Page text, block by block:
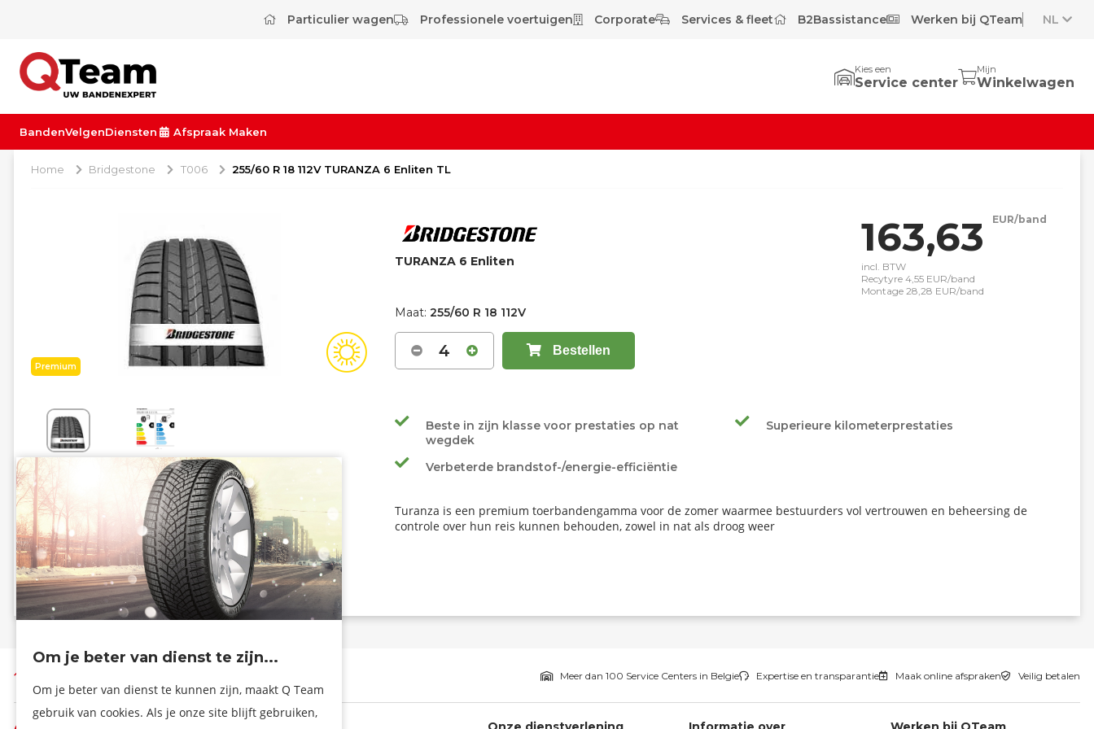
Om je beter van dienst te zijn...
Om je beter van dienst te kunnen zijn, maakt Q Team
gebruik van cookies. Als je onze site blijft gebruiken,
Particulier wagen Professionele voertuigen Corporate Services & fleet B2Bassistance Werken bij QTeam NL
Kies een
Service center
Mijn
Winkelwagen
BandenVelgenDiensten Afspraak Maken
Home Bridgestone T006 255/60 R 18 112V TURANZA 6 Enliten TL
Premium
A Energiezuinig A
B - 71 dB
Info eprel
TURANZA 6 Enliten
163,63 EUR/band
incl. BTW
Recytyre 4,55 EUR/band
Montage 28,28 EUR/band
Maat:255/60 R 18 112V
4 Bestellen
Beste in zijn klasse voor prestaties op nat
wegdek
Superieure kilometerprestaties
Verbeterde brandstof-/energie-efficiëntie
Turanza is een premium toerbandengamma voor de zomer waarmee bestuurders vol vertrouwen en beheersing de
controle over hun reis kunnen behouden, zowel in nat als droog weer
Meer dan 100 Service Centers in Belgie Expertise en transparantie Maak online afspraken Veilig betalen